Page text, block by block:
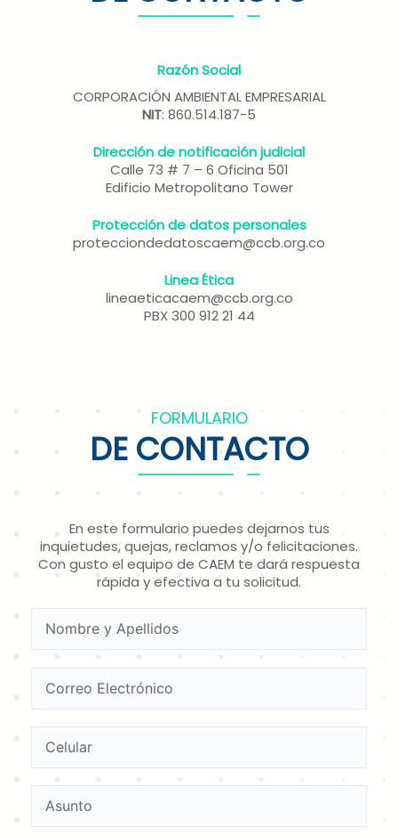
Razón Social
CORPORACIÓN AMBIENTAL EMPRESARIAL
NIT: 860.514.187-5
Dirección de notificación judicial
Calle 73 # 7 – 6 Oficina 501
Edificio Metropolitano Tower
Protección de datos personales
protecciondedatoscaem@ccb.org.co
Linea Ética
lineaeticacaem@ccb.org.co
PBX 300 912 21 44
FORMULARIO
DE CONTACTO
En este formulario puedes dejarnos tus
inquietudes, quejas, reclamos y/o felicitaciones.
Con gusto el equipo de CAEM te dará respuesta
rápida y efectiva a tu solicitud.